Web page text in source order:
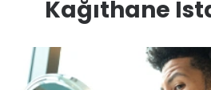
Kağıthane